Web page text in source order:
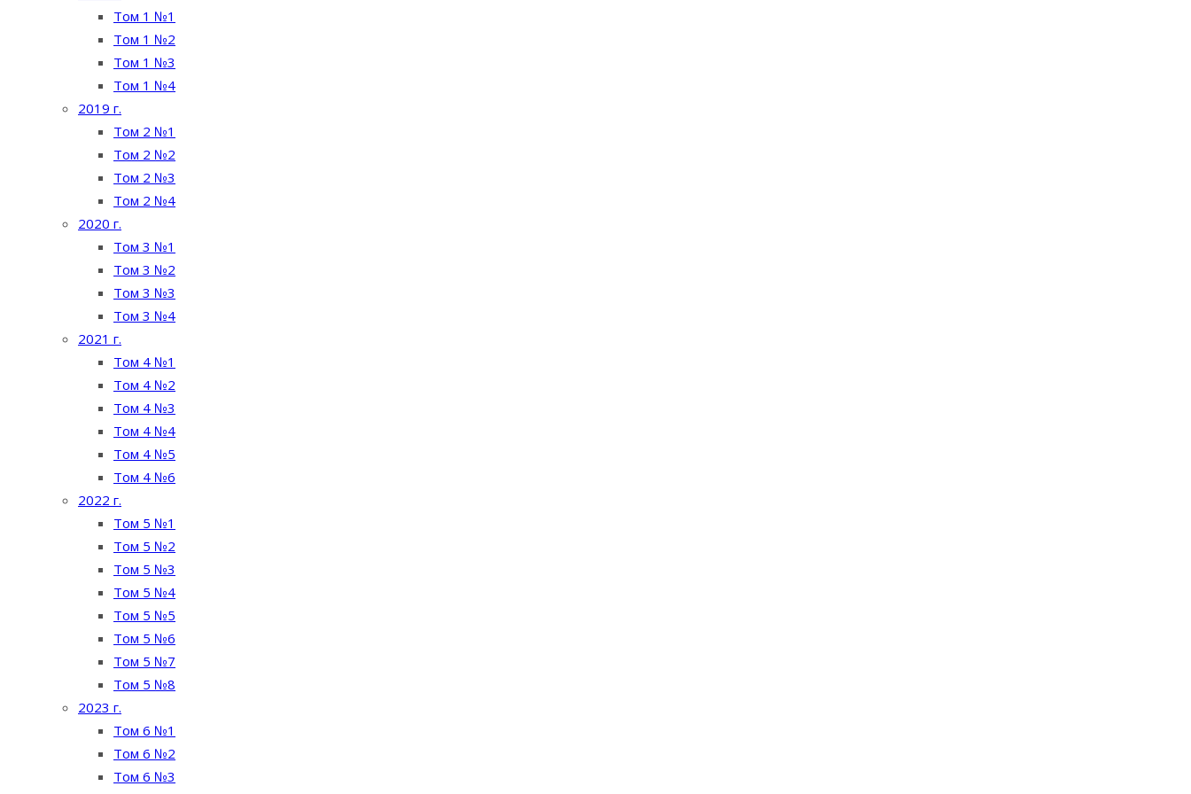
Том 1 №1
Том 1 №2
Том 1 №3
Том 1 №4
2019 г.
Том 2 №1
Том 2 №2
Том 2 №3
Том 2 №4
2020 г.
Том 3 №1
Том 3 №2
Том 3 №3
Том 3 №4
2021 г.
Том 4 №1
Том 4 №2
Том 4 №3
Том 4 №4
Том 4 №5
Том 4 №6
2022 г.
Том 5 №1
Том 5 №2
Том 5 №3
Том 5 №4
Том 5 №5
Том 5 №6
Том 5 №7
Том 5 №8
2023 г.
Том 6 №1
Том 6 №2
Том 6 №3